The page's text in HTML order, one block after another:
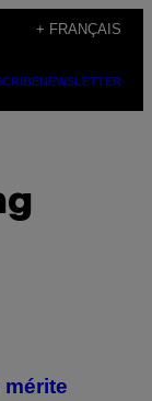
+ FRANÇAIS
NEWSLETTER